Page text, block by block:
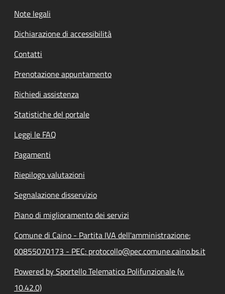
Note legali
Dichiarazione di accessibilità
Contatti
Prenotazione appuntamento
Richiedi assistenza
Statistiche del portale
Leggi le FAQ
Pagamenti
Riepilogo valutazioni
Segnalazione disservizio
Piano di miglioramento dei servizi
Comune di Caino - Partita IVA dell'amministrazione:
00855070173 - PEC: protocollo@pec.comune.caino.bs.it
Powered by Sportello Telematico Polifunzionale (v.
10.42.0)